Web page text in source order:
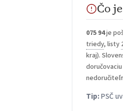
Čo
075 94je
triedy, listy
kraj).
Tip:PSČ